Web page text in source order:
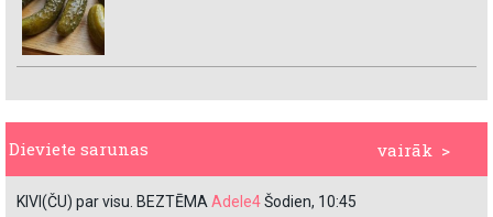
vairāk >
Dieviete sarunas
KIVI(ČU) par visu. BEZTĒMA Adele4Šodien, 10:45